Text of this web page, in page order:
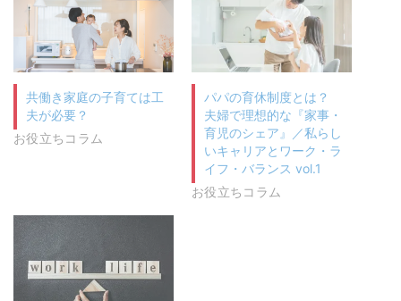
共働き家庭の子育ては工
夫が必要？
お役立ちコラム
パパの育休制度とは？
夫婦で理想的な『家事・
育児のシェア』／私らし
いキャリアとワーク・ラ
イフ・バランス vol.1
お役立ちコラム